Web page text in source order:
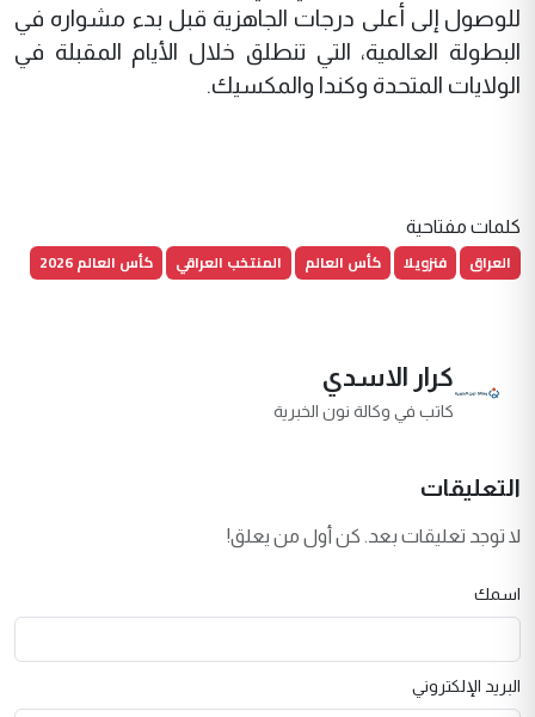
للوصول إلى أعلى درجات الجاهزية قبل بدء مشواره في
البطولة العالمية، التي تنطلق خلال الأيام المقبلة في
الولايات المتحدة وكندا والمكسيك.
كلمات مفتاحية
العراق فنزويلا كأس العالم المنتخب العراقي كأس العالم 2026
كرار الاسدي
كاتب في وكالة نون الخبرية
التعليقات
لا توجد تعليقات بعد. كن أول من يعلق!
اسمك
البريد الإلكتروني